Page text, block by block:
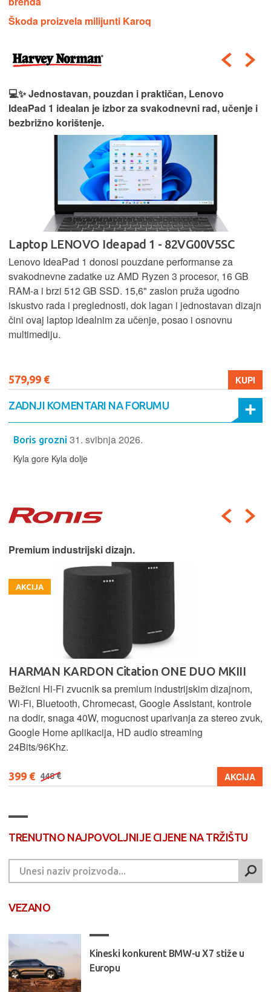
Škoda proizvela milijunti Karoq
💻✨ Jednostavan, pouzdan i praktičan, Lenovo
IdeaPad 1 idealan je izbor za svakodnevni rad, učenje i
bezbrižno korištenje.
Laptop LENOVO Ideapad 1 - 82VG00V5SC
Lenovo IdeaPad 1 donosi pouzdane performanse za
svakodnevne zadatke uz AMD Ryzen 3 procesor, 16 GB
RAM-a i brzi 512 GB SSD. 15,6" zaslon pruža ugodno
iskustvo rada i preglednosti, dok lagan i jednostavan dizajn
čini ovaj laptop idealnim za učenje, posao i osnovnu
multimediju.
579,99 € KUPI
ZADNJI KOMENTARI NA FORUMU
Boris grozni 31. svibnja 2026.
Kyla gore Kyla dolje
Premium industrijski dizajn.
AKCIJA
HARMAN KARDON Citation ONE DUO MKIII
Bežicni Hi-Fi zvucnik sa premium industrijskim dizajnom,
Wi-Fi, Bluetooth, Chromecast, Google Assistant, kontrole
na dodir, snaga 40W, mogucnost uparivanja za stereo zvuk,
Google Home aplikacija, HD audio streaming
24Bits/96Khz.
399 € 448 € AKCIJA
TRENUTNO NAJPOVOLJNIJE CIJENE NA TRŽIŠTU
VEZANO
Kineski konkurent BMW-u X7 stiže u
Europu